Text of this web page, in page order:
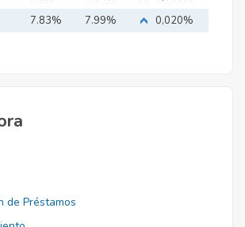
7.83% 7.99% 0,020%
de Préstamos